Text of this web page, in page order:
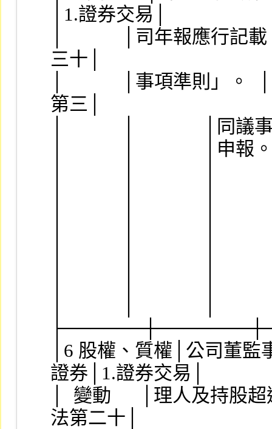
│1.證券交易│
│            │司年報應行記
三十│
│            │事項準則」。
第三│
│            │              │同議
│            │              │申報
│6 股權、質權│公司董
證券│1.證券交易│
│  變動      │理人及持股
法第二十│